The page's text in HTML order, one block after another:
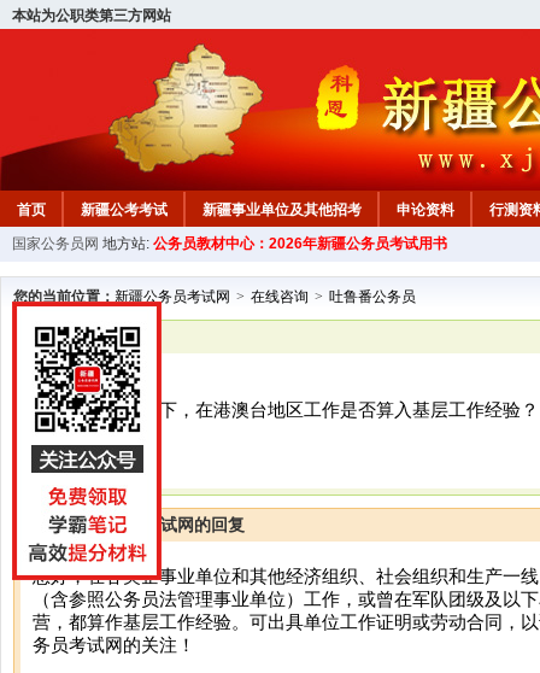
本站为公职类第三方网站
首页 新疆公考考试 新疆事业单位及其他招考 申论资料 行测资
新疆公务员行测试题 在线咨询 教材中心
国家公务员网 地方站: 公务员教材中心：2026年新疆公务员考试用书
您的当前位置： 新疆公务员考试网 > 在线咨询 > 吐鲁番公务员
已解决
吐鲁番公务员
您好，我想问一下，在港澳台地区工作是否算入基层工作经验？
谢谢
新疆公务员考试网的回复
您好，在各类企事业单位和其他经济组织、社会组织和生产一
（含参照公务员法管理事业单位）工作，或曾在军队团级及以
营，都算作基层工作经验。可出具单位工作证明或劳动合同，
务员考试网的关注！